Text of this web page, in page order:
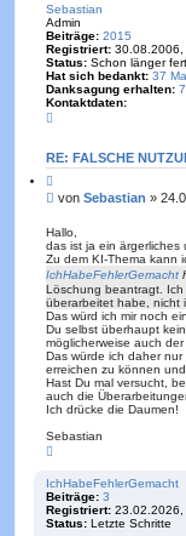
h
o
b
e
n
Sebastian
Admin
Beiträge: 2015
Registriert: 30.08.2006,
Status: Schon länger
Hat sich bedankt: 37
Danksagung erhalten:
Kontaktdaten:
t
a
t
t
e
n
v
o
n
S
e
b
a
s
t
i
a
RE: FALSCHE
i
t
e
r
e
n
B
i
t
r
a
g
von Sebastian »
Hallo,
das ist ja ein ärgerliches
Zu dem KI-Thema kann
IchHabeFehlerGemacht
Löschung beantragt.
überarbeitet habe, nicht
Das würd ich mir noch
Du selbst überhaupt
möglicherweise auch
Das würde ich daher
erreichen zu können
Hast Du mal versucht,
auch die
Ich drücke die Daumen!
Sebastian
h
o
b
e
IchHabeFehlerGemacht
Beiträge: 3
Registriert: 23.02.2026,
Status: Letzte Schritte